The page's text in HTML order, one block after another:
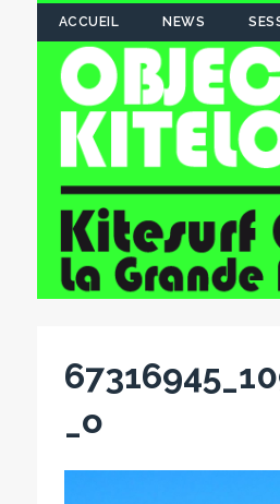
ACCUEIL NEWS
_o